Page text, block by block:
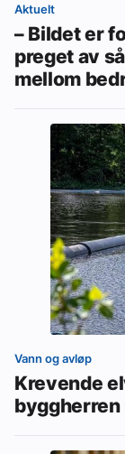
Aktuelt
– Bildet er
preget av
mellom
Vann og avløp
Krevende